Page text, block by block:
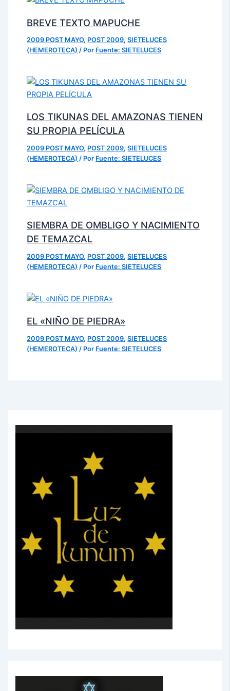
BREVE TEXTO MAPUCHE
2009 POST MAYO, POST 2009,SIETELUCES
(HEMEROTECA) / Por Fuente: SIETELUCES
LOS TIKUNAS DEL AMAZONAS TIENEN
SU PROPIA PELÍCULA
2009 POST MAYO, POST 2009,SIETELUCES
(HEMEROTECA) / Por Fuente: SIETELUCES
SIEMBRA DE OMBLIGO Y NACIMIENTO
DE TEMAZCAL
2009 POST MAYO, POST 2009,SIETELUCES
(HEMEROTECA) / Por Fuente: SIETELUCES
EL «NIÑO DE PIEDRA»
2009 POST MAYO, POST 2009,SIETELUCES
(HEMEROTECA) / Por Fuente: SIETELUCES